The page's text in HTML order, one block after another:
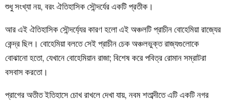
শুধু সংখ্যা নয়, বরং ঐতিহাসিক সৌন্দর্যের একটি প্রতীক।
আর এই ঐতিহাসিক সৌন্দর্য্যের কারণ হলো এই অঞ্চলটি প্রাচীন বোহেমিয়া রাজ্যের
কেন্দ্র ছিল। বোহেমিয়া বলতে সেই প্রাচীন চেক অঞ্চলভুক্ত রাজ্যগুলোকে
বোঝানো হতো, যেখানে বোহেমিয়ান রাজা; বিশেষ করে পবিত্র রোমান সম্রাটরা
বসবাস করতো।
প্রাগের অতীত ইতিহাসে চোখ রাখলে দেখা যায়, নবম শতাব্দীতে এটি একটি নগর